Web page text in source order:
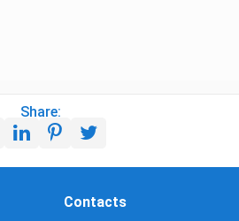
Share:
Contacts